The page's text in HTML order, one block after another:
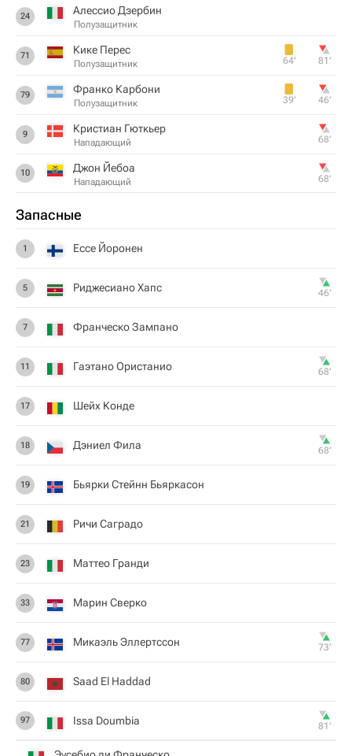
24 Алессио Дзербин
Полузащитник
71 Кике Перес
Полузащитник 64‎’‎ 81‎’‎
79 Франко Карбони
Полузащитник 39‎’‎ 46‎’‎
9 Кристиан Гюткьер
Нападающий 68‎’‎
10 Джон Йебоа
Нападающий 68‎’‎
Запасные
1 Eссе Йоронен
5 Риджесиано Хапс 46‎’‎
7 Франческо Зампано
11 Гаэтано Ористанио 68‎’‎
17 Шейх Конде
18 Дэниел Фила 68‎’‎
19 Бьярки Стейнн Бьяркасон
21 Ричи Саградо
23 Маттео Гранди
33 Марин Сверко
77 Микаэль Эллертссон 73‎’‎
80 Saad El Haddad
97 Issa Doumbia 81‎’‎